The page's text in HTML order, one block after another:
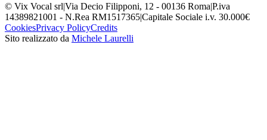
© Vix Vocal srl|Via Decio Filipponi, 12 - 00136 Roma|P.iva
14389821001 - N.Rea RM1517365|Capitale Sociale i.v. 30.000€
CookiesPrivacy PolicyCredits
Sito realizzato da Michele Laurelli